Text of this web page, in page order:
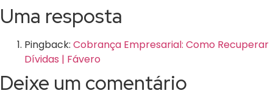
Uma resposta
Pingback: Cobrança Empresarial: Como Recuperar
Dívidas | Fávero
Deixe um comentário